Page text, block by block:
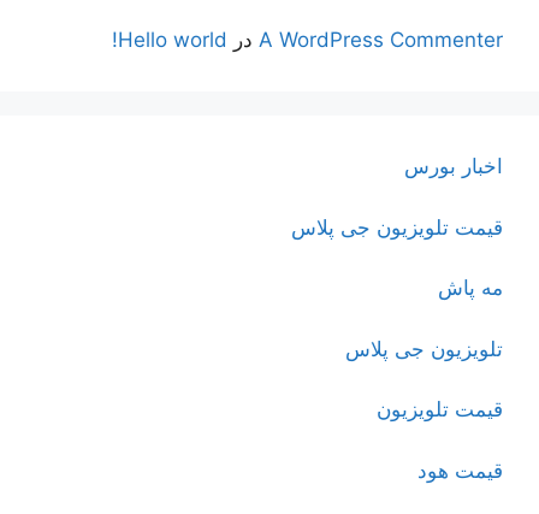
A WordPress Commenter در Hello world!
اخبار بورس
قیمت تلویزیون جی پلاس
مه پاش
تلویزیون جی پلاس
قیمت تلویزیون
قیمت هود